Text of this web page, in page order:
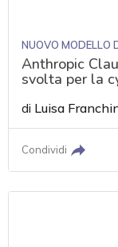
NUOVO MODELLO
Anthropic
svolta per la
di Luisa
Condividi